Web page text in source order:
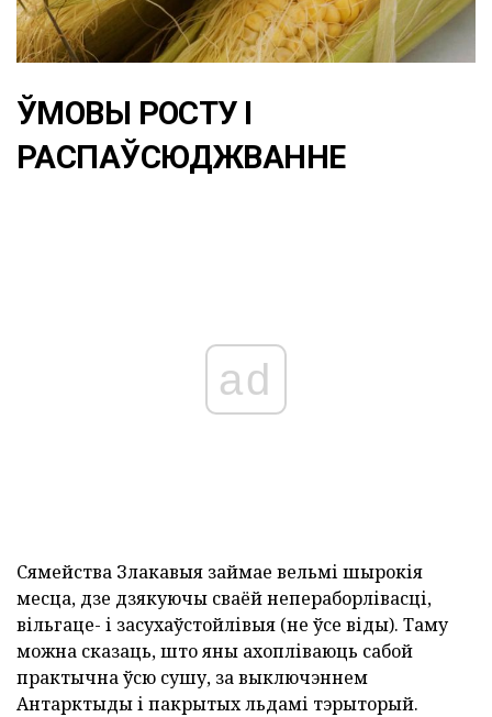
ЎМОВЫ РОСТУ І
РАСПАЎСЮДЖВАННЕ
ad
Сямейства Злакавыя займае вельмі шырокія
месца, дзе дзякуючы сваёй непераборлівасці,
вільгаце- і засухаўстойлівыя (не ўсе віды). Таму
можна сказаць, што яны ахопліваюць сабой
практычна ўсю сушу, за выключэннем
Антарктыды і пакрытых льдамі тэрыторый.